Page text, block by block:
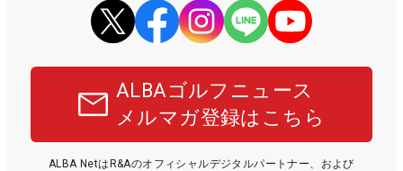
ALBAゴルフニュース
メルマガ登録はこちら
ALBA NetはR&Aのオフィシャルデジタルパートナー、および